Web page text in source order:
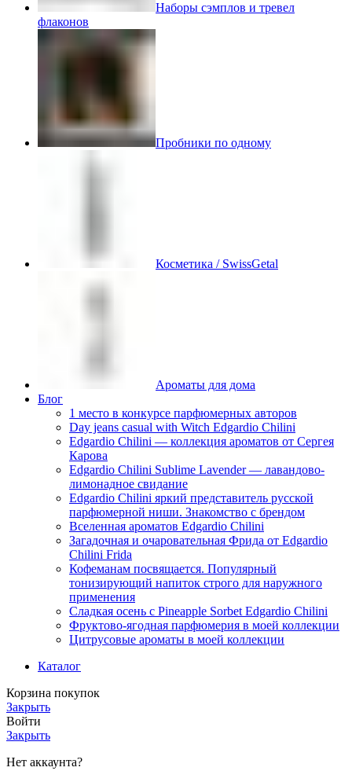
Наборы сэмплов и тревел
флаконов
Пробники по одному
Косметика / SwissGetal
Ароматы для дома
Блог
1 место в конкурсе парфюмерных авторов
Day jeans casual with Witch Edgardio Chilini
Edgardio Chilini — коллекция ароматов от Сергея
Карова
Edgardio Chilini Sublime Lavender — лавандово-
лимонадное свидание
Edgardio Chilini яркий представитель русской
парфюмерной ниши. Знакомство с брендом
Вселенная ароматов Edgardio Chilini
Загадочная и очаровательная Фрида от Edgardio
Chilini Frida
Кофеманам посвящается. Популярный
тонизирующий напиток строго для наружного
применения
Сладкая осень с Pineapple Sorbet Edgardio Chilini
Фруктово-ягодная парфюмерия в моей коллекции
​Цитрусовые ароматы в моей коллекции
Каталог
Корзина покупок
Закрыть
Войти
Закрыть
Нет аккаунта?